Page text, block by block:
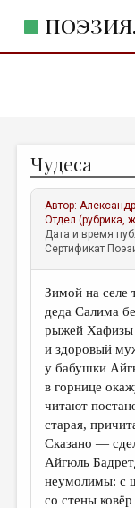
ЖАНРЫ
АВТОРЫ
КОММЕНТАРИИ
ЛИТСАЛОН
НОВОСТИ
ПРАВИЛА САЙТА
ОТДЕЛЫ И РУБРИКИ
ИЗБРАННОЕ
ДАЙДЖЕСТ
ПРОИЗВЕДЕНИЯ
ПЕРЕВОДЫ
Чудеса
Автор:
Отдел (рубрика,
Дата и время
Сертификат
Зимой на селе
деда Салима
рыжей Хафизы
и здоровый
у бабушки
в горнице
читают
старая,
Сказано —
Айгюль
неумолимы: с
со стены